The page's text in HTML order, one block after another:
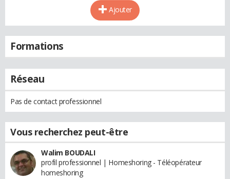
Ajouter
Formations
Réseau
Pas de contact professionnel
Vous recherchez peut-être
Walim BOUDALI
profil professionnel | Homeshoring - Téléopérateur
homeshoring